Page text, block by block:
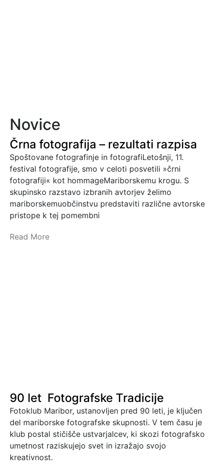
Novice
Črna fotografija – rezultati razpisa
Spoštovane fotografinje in fotografiLetošnji, 11.
festival fotografije, smo v celoti posvetili »črni
fotografiji« kot hommageMariborskemu krogu. S
skupinsko razstavo izbranih avtorjev želimo
mariborskemuobčinstvu predstaviti različne avtorske
pristope k tej pomembni
Read More
90 let Fotografske Tradicije
Fotoklub Maribor, ustanovljen pred 90 leti, je ključen
del mariborske fotografske skupnosti. V tem času je
klub postal stičišče ustvarjalcev, ki skozi fotografsko
umetnost raziskujejo svet in izražajo svojo
kreativnost.